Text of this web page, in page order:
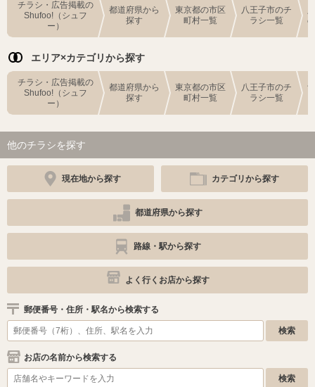
チラシ・広告掲載の
Shufoo!（シュフ
ー）
都道府県から
探す
東京都の市区
町村一覧
八王子市のチ
ラシ一覧
エリア×カテゴリから探す
チラシ・広告掲載の
Shufoo!（シュフ
ー）
都道府県から
探す
東京都の市区
町村一覧
八王子市のチ
ラシ一覧
他のチラシを探す
現在地から探す カテゴリから探す
都道府県から探す
路線・駅から探す
よく行くお店から探す
郵便番号・住所・駅名から検索する
お店の名前から検索する